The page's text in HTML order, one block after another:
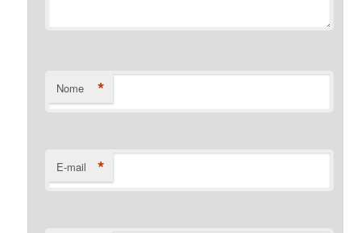
Nome *
E-mail *